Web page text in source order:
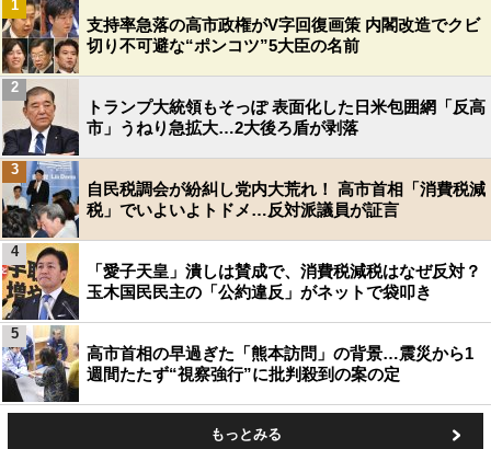
支持率急落の高市政権がV字回復画策 内閣改造でクビ
切り不可避な“ポンコツ”5大臣の名前
1
トランプ大統領もそっぽ 表面化した日米包囲網「反高
市」うねり急拡大…2大後ろ盾が剥落
2
自民税調会が紛糾し党内大荒れ！ 高市首相「消費税減
税」でいよいよトドメ…反対派議員が証言
3
「愛子天皇」潰しは賛成で、消費税減税はなぜ反対？
玉木国民民主の「公約違反」がネットで袋叩き
4
高市首相の早過ぎた「熊本訪問」の背景…震災から1
週間たたず“視察強行”に批判殺到の案の定
5
もっとみる